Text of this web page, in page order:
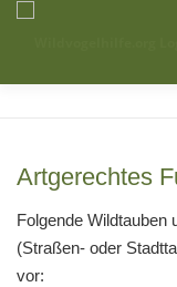
Artgerechtes
Folgende Wildtauben
(Straßen- oder
vor: